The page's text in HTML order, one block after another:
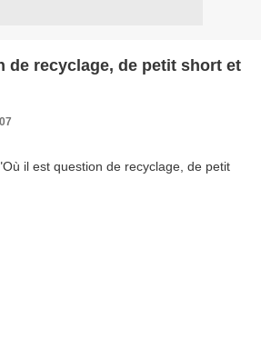
de recyclage, de petit short et